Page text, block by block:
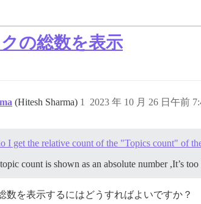
クの総数を表示
(Hitesh Sharma) 2023 年 10 月 26 日午前
1
I get the relative count of the "Topics count" of
count is shown as an absolute number ,It’s
数を表示するにはどうすればよいですか？